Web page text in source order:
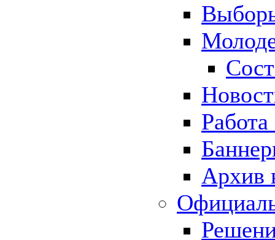
Архив